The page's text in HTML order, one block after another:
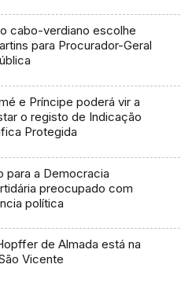
cabo-verdiano escolhe
para Procurador-Geral
e Príncipe poderá vir a
o registo de Indicação
Protegida
para a Democracia
preocupado com
política
de Almada está na
Vicente